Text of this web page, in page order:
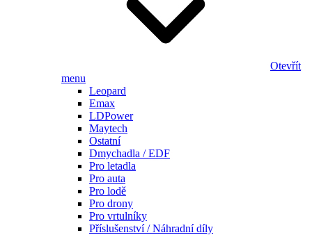
Otevřít
menu
Leopard
Emax
LDPower
Maytech
Ostatní
Dmychadla / EDF
Pro letadla
Pro auta
Pro lodě
Pro drony
Pro vrtulníky
Příslušenství / Náhradní díly